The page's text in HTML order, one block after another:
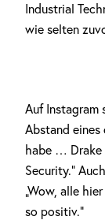
Industrial
wie selten
Auf Instagram
Abstand
habe … Drake
Security.“ Auch
„Wow, alle
so positiv.“